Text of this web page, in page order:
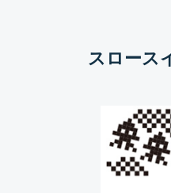
スロース